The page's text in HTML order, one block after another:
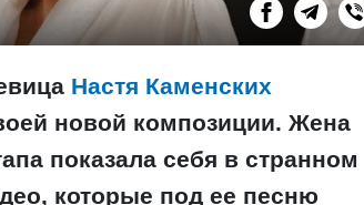
Настя Каменских
новой композиции. Жена
показала себя в странном
которые под ее песню